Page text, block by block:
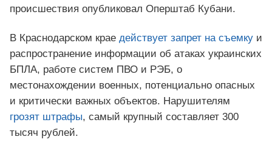
происшествия опубликовал Оперштаб Кубани.
В Краснодарском крае действует запрет на съемку и
распространение информации об атаках украинских
БПЛА, работе систем ПВО и РЭБ, о
местонахождении военных, потенциально опасных
и критически важных объектов. Нарушителям
грозят штрафы, самый крупный составляет 300
тысяч рублей.